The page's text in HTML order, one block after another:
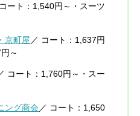
ート：1,540円～・スーツ
京町屋 ／ コート：1,637円
～
コート：1,760円～・スー
ング商会／ コート：1,650